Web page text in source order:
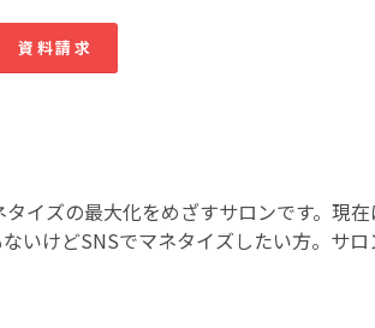
資料請求
のコミュニティ
イズの最大化をめざすサロンです。現
いけどSNSでマネタイズしたい方。サ